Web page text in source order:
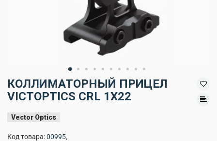
КОЛЛИМАТОРНЫЙ ПРИЦЕЛ
VICTOPTICS CRL 1X22
Vector Optics
Код товара:00995,